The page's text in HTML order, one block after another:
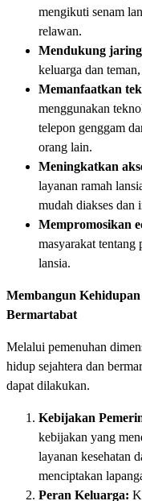
mengikuti senam
relawan.
Mendukung
keluarga dan
Memanfaatkan
menggunakan
telepon genggam
orang lain.
Meningkatkan
layanan ramah
mudah diakses dan
Mempromosikan
masyarakat tentang
lansia.
Membangun
Bermartabat
Melalui pemenuhan
hidup sejahtera dan
dapat dilakukan.
Kebijakan
kebijakan yang
layanan kesehatan
menciptakan
Peran Keluarga: